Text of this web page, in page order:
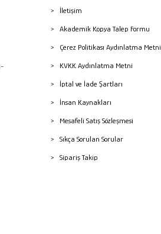
İletişim
Akademik Kopya Talep Formu
Çerez Politikası Aydınlatma Metni
KVKK Aydınlatma Metni
İptal ve İade Şartları
İnsan Kaynakları
Mesafeli Satış Sözleşmesi
Sıkça Sorulan Sorular
Sipariş Takip